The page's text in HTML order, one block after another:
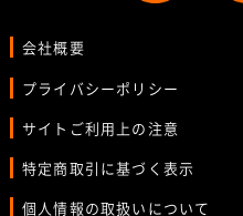
会社概要
プライバシーポリシー
サイトご利用上の注意
特定商取引に基づく表示
個人情報の取扱いについて